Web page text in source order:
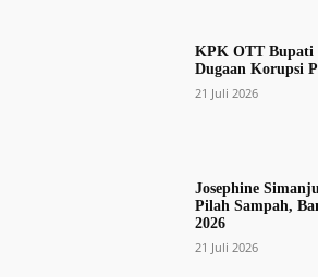
KPK OTT Bupati
Dugaan Korupsi
21 Juli 2026
Josephine
Pilah Sampah,
2026
21 Juli 2026